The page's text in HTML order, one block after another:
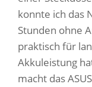
konnte ich das
Stunden ohne
praktisch für
Akkuleistung
macht das